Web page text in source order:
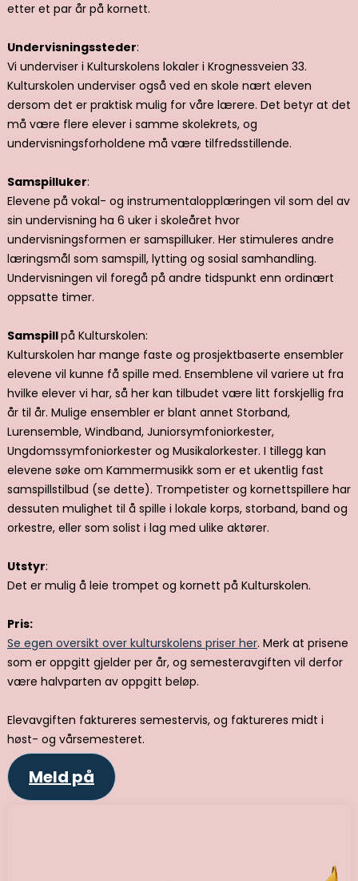
etter et par år på kornett.
Undervisningssteder:
Vi underviser i Kulturskolens lokaler i Krognessveien 33.
Kulturskolen underviser også ved en skole nært eleven
dersom det er praktisk mulig for våre lærere. Det betyr at det
må være flere elever i samme skolekrets, og
undervisningsforholdene må være tilfredsstillende.
Samspilluker:
Elevene på vokal- og instrumentalopplæringen vil som del av
sin undervisning ha 6 uker i skoleåret hvor
undervisningsformen er samspilluker. Her stimuleres andre
læringsmål som samspill, lytting og sosial samhandling.
Undervisningen vil foregå på andre tidspunkt enn ordinært
oppsatte timer.
Samspillpå Kulturskolen:
Kulturskolen har mange faste og prosjektbaserte ensembler
elevene vil kunne få spille med. Ensemblene vil variere ut fra
hvilke elever vi har, så her kan tilbudet være litt forskjellig fra
år til år. Mulige ensembler er blant annet Storband,
Lurensemble, Windband, Juniorsymfoniorkester,
Ungdomssymfoniorkester og Musikalorkester. I tillegg kan
elevene søke om Kammermusikk som er et ukentlig fast
samspillstilbud (se dette). Trompetister og kornettspillere har
dessuten mulighet til å spille i lokale korps, storband, band og
orkestre, eller som solist i lag med ulike aktører.
Utstyr:
Det er mulig å leie trompet og kornett på Kulturskolen.
Pris:
Se egen oversikt over kulturskolens priser her. Merk at prisene
som er oppgitt gjelder per år, og semesteravgiften vil derfor
være halvparten av oppgitt beløp.
Elevavgiften faktureres semestervis, og faktureres midt i
høst- og vårsemesteret.
Meld på